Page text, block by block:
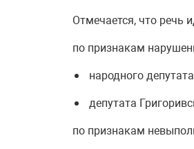
Отмечается, что речь
по признакам
народного
депутата
по признакам